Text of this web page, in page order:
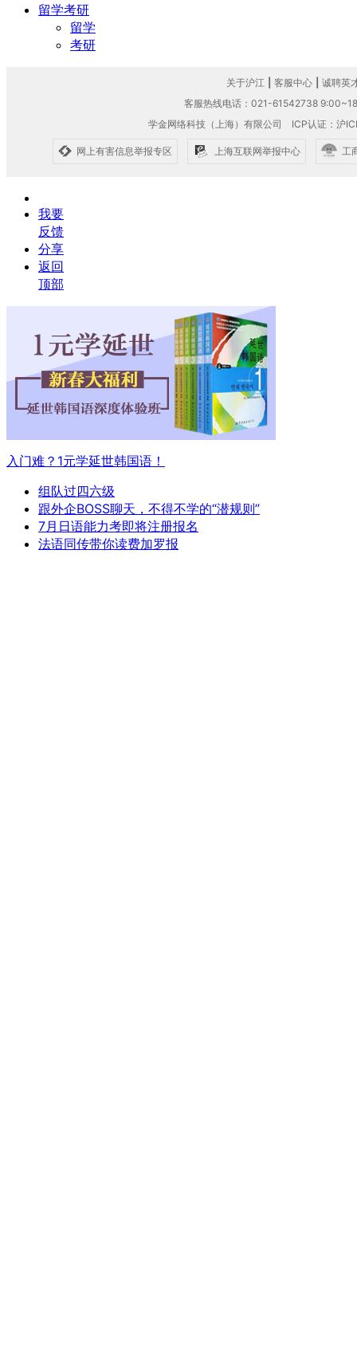
留学考研
留学
考研
关于沪江 客服中心
诚聘英
客服热线电话：021-61542738
学金网络科技（上海）有限公司 ICP认证：沪
网上有害信息举报专区 上海互联网举报中心 工
我要
反馈
分享
返回
顶部
入门难？1元学延世韩国语！
组队过四六级
跟外企BOSS聊天，不得不学的“潜规则”
7月日语能力考即将注册报名
法语同传带你读费加罗报